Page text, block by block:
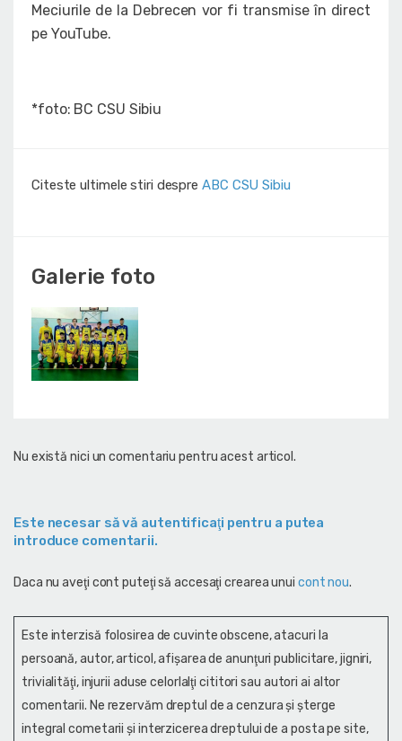
Meciurile de la Debrecen vor fi transmise în direct
pe YouTube.
*foto: BC CSU Sibiu
Citeste ultimele stiri despre ABC CSU Sibiu
Galerie foto
Nu există nici un comentariu pentru acest articol.
Este necesar să vă autentificaţi pentru a putea
introduce comentarii.
Daca nu aveţi cont puteţi să accesaţi crearea unui cont nou.
Este interzisă folosirea de cuvinte obscene, atacuri la
persoană, autor, articol, afişarea de anunţuri publicitare, jigniri,
trivialităţi, injurii aduse celorlalţi cititori sau autori ai altor
comentarii. Ne rezervăm dreptul de a cenzura și şterge
integral cometarii și interzicerea dreptului de a posta pe site,